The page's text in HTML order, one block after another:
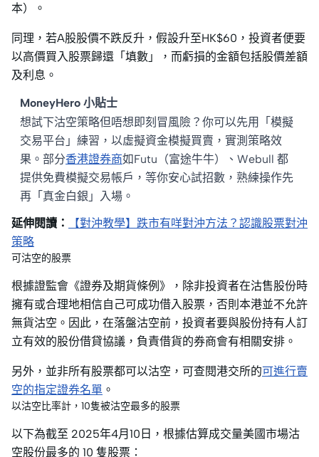
本）。
同理，若A股股價不跌反升，假設升至HK$60，投資者便要
以高價買入股票歸還「填數」，而虧損的金額包括股價差額
及利息。
MoneyHero 小貼士
想試下沽空策略但唔想即刻冒風險？你可以先用「模擬
交易平台」練習，以虛擬資金模擬買賣，實測策略效
果。部分香港證券商如Futu（富途牛牛）、Webull 都
提供免費模擬交易帳戶，等你安心試招數，熟練操作先
再「真金白銀」入場。
延伸閱讀：
【對沖教學】跌市有咩對沖方法？認識股票對沖
策略
可沽空的股票
根據證監會《證券及期貨條例》，除非投資者在沽售股份時
擁有或合理地相信自己可成功借入股票，否則本港並不允許
無貨沽空。因此，在落盤沽空前，投資者要與股份持有人訂
立有效的股份借貸協議，負責借貨的券商會有相關安排。
另外，並非所有股票都可以沽空，可查閱港交所的可進行賣
空的指定證券名單 。
以沽空比率計，10隻被沽空最多的股票
以下為截至 2025年4月10日，根據估算成交量美國市場沽
空股份最多的 10 隻股票：